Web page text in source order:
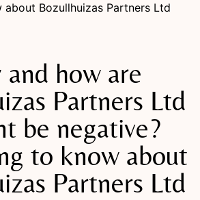
Bozullhuizas Partners Ltd
and how are
Partners Ltd
be negative?
to know about
Partners Ltd